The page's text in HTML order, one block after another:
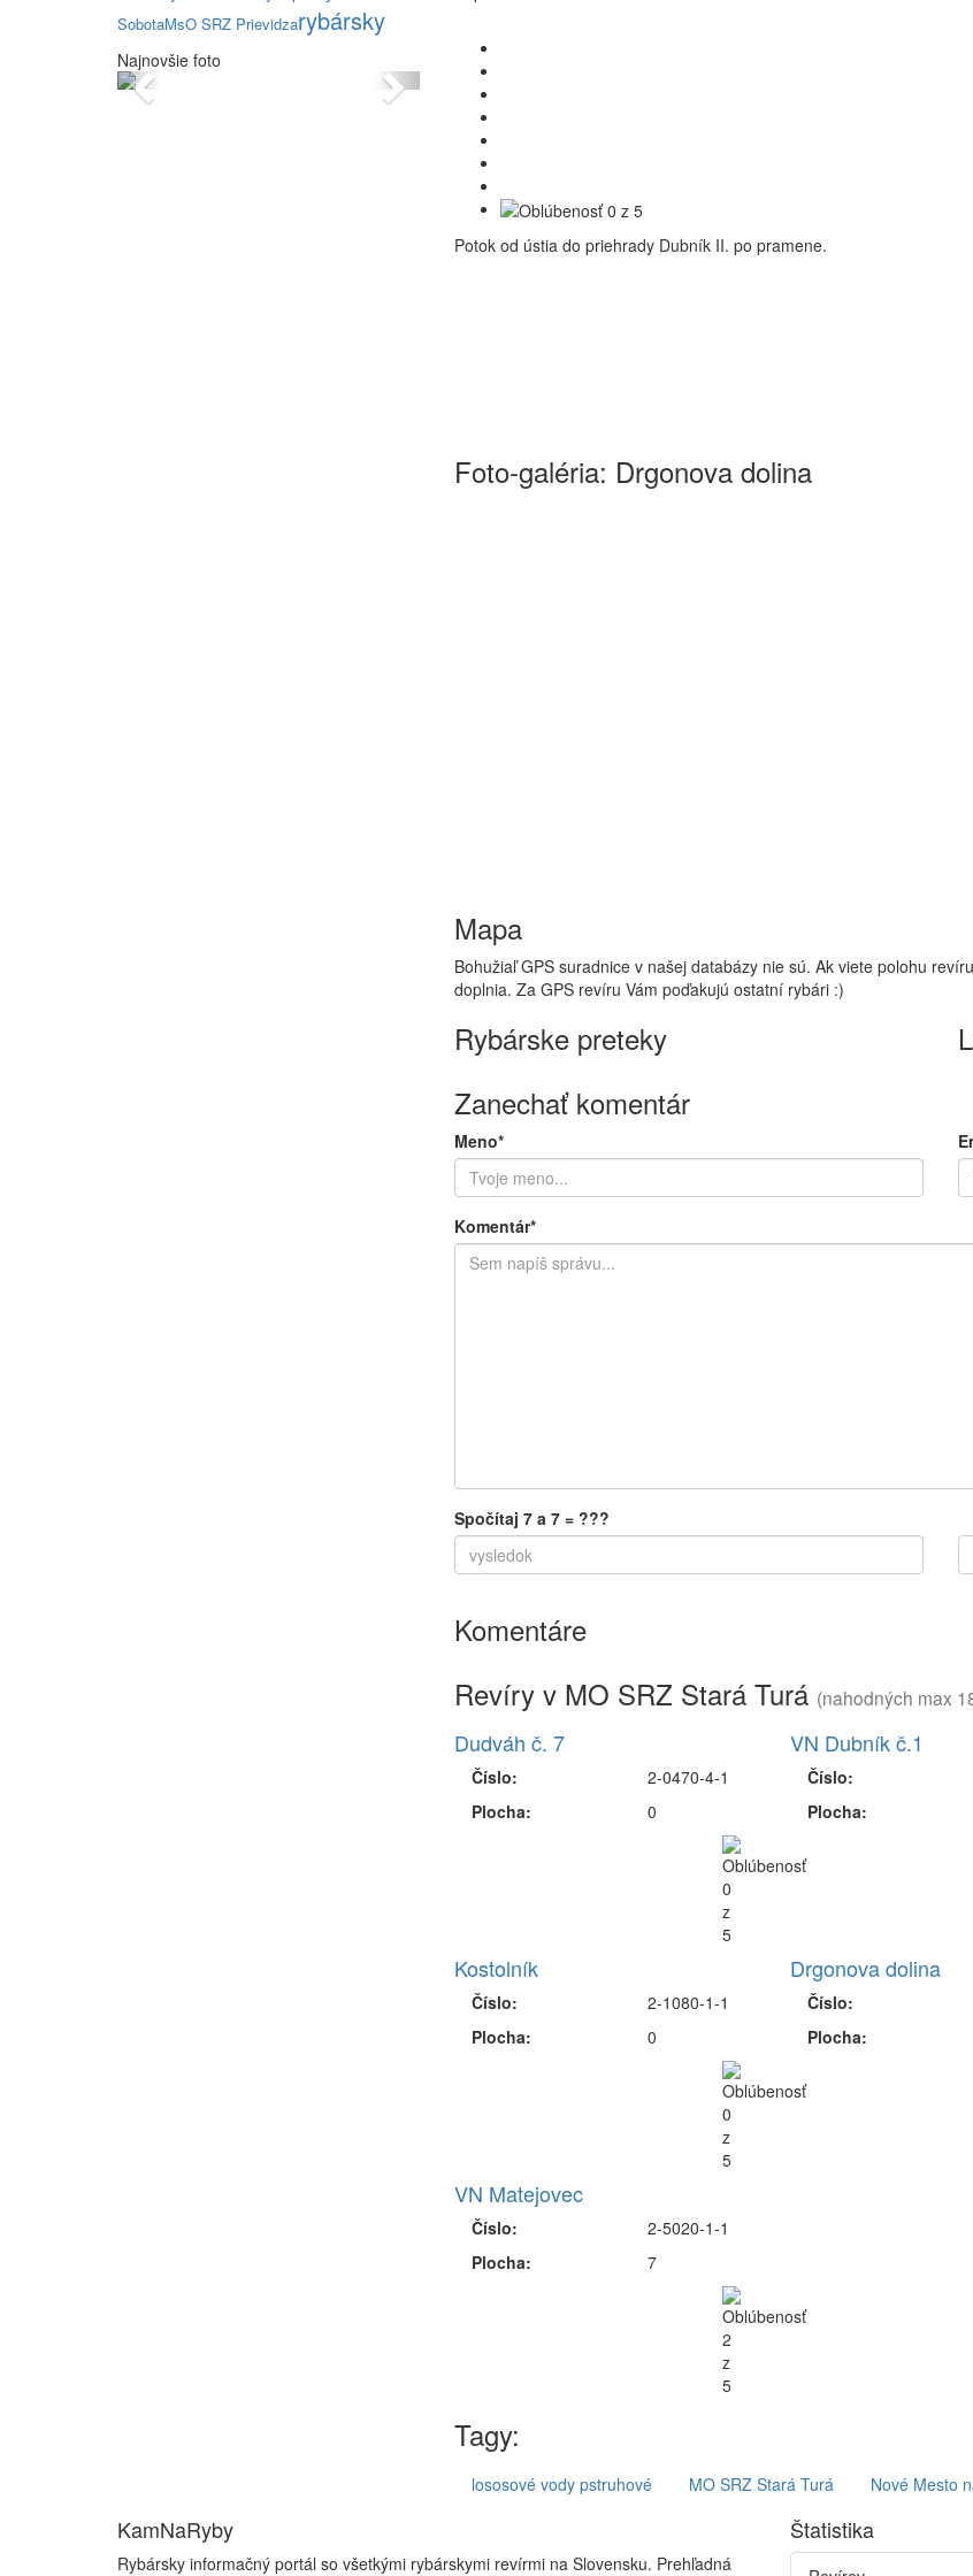
SobotaMsO SRZ Prievidzarybársky
Najnovšie foto
Previous Next
Potok od ústia do priehrady Dubník II. po pramene.
Foto-galéria: Drgonova dolina
Mapa
Bohužiaľ GPS suradnice v našej databázy nie sú. Ak viete polohu
doplnia. Za GPS revíru Vám poďakujú ostatní rybári :)
Rybárske preteky
Zanechať komentár
Meno*
Komentár*
Spočítaj 7 a 7 = ???
Komentáre
Revíry v MO SRZ Stará Turá (nahodných max
Dudváh č. 7
Číslo:
Plocha:
2-0470-4-1
0
VN Dubník č.1
Číslo:
Plocha:
Kostolník
Číslo:
Plocha:
2-1080-1-1
0
Drgonova dolina
Číslo:
Plocha:
VN Matejovec
Číslo:
Plocha:
2-5020-1-1
7
Tagy:
lososové vody pstruhové MO SRZ Stará Turá Nové Mesto
KamNaRyby
Rybársky informačný portál so všetkými rybárskymi revírmi na Slovensku. Prehľadná
Štatistika